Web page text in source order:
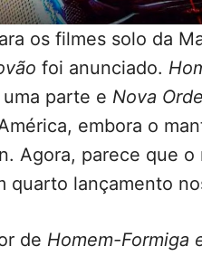
os filmes solo da
foi anunciado.
parte e Nova
embora o
Agora, parece que
quarto lançamento
de Homem-Formiga